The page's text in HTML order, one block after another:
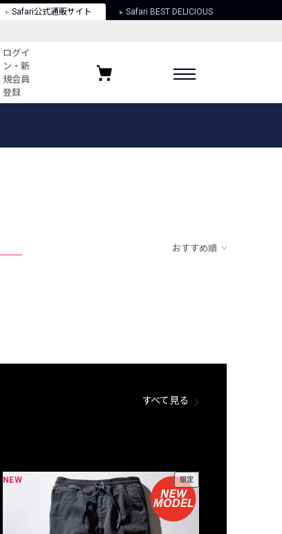
Safari公式通販サイト Safari BEST DELICIOUS
ログイ
ン・新
規会員
登録
お気に入りブランド
おすすめ順
すべて見る
NEW 限定